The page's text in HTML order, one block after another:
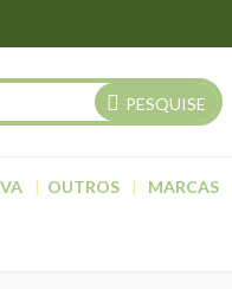
PESQUISE
OUTROS MARCAS